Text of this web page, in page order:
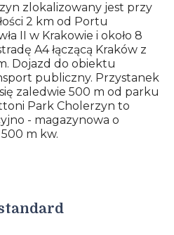
zlokalizowany jest przy
2 km od Portu
II w Krakowie i około 8
A4 łączącą Kraków z
Dojazd do obiektu
publiczny. Przystanek
zaledwie 500 m od parku
Park Cholerzyn to
- magazynowa o
m kw.